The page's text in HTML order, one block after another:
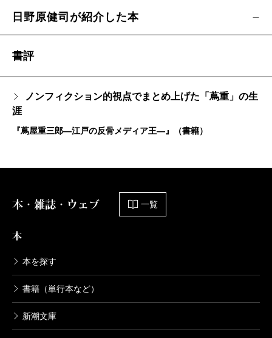
日野原健司が紹介した本
書評
ノンフィクション的視点でまとめ上げた「蔦重」の生
涯
『蔦屋重三郎―江戸の反骨メディア王―』（書籍）
本・雑誌・ウェブ 一覧
本
本を探す
書籍（単行本など）
新潮文庫